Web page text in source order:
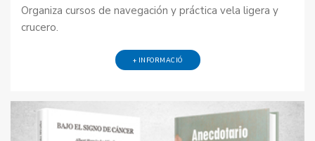
Organiza cursos de navegación y práctica vela ligera y
crucero.
+ INFORMACIÓ